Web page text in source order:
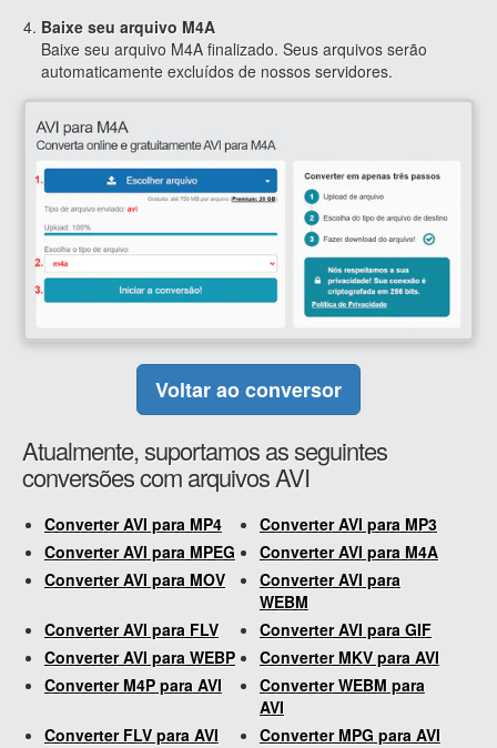
Baixe seu arquivo M4A
Baixe seu arquivo M4A finalizado. Seus arquivos serão
automaticamente excluídos de nossos servidores.
Voltar ao conversor
Atualmente, suportamos as seguintes
conversões com arquivos AVI
Converter AVI para MP4
Converter AVI para MP3
Converter AVI para MPEG
Converter AVI para M4A
Converter AVI para MOV
Converter AVI para
WEBM
Converter AVI para FLV
Converter AVI para GIF
Converter AVI para WEBP
Converter MKV para AVI
Converter M4P para AVI
Converter WEBM para
AVI
Converter FLV para AVI
Converter MPG para AVI